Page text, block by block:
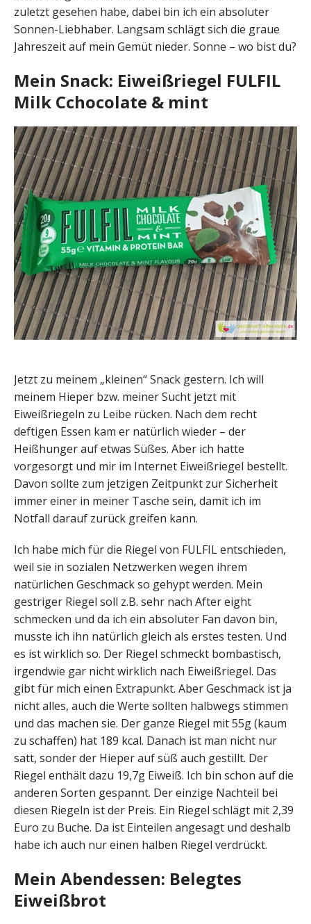
zuletzt gesehen habe, dabei bin ich ein absoluter
Sonnen-Liebhaber. Langsam schlägt sich die graue
Jahreszeit auf mein Gemüt nieder. Sonne – wo bist du?
Mein Snack: Eiweißriegel FULFIL
Milk Cchocolate & mint
Jetzt zu meinem „kleinen“ Snack gestern. Ich will
meinem Hieper bzw. meiner Sucht jetzt mit
Eiweißriegeln zu Leibe rücken. Nach dem recht
deftigen Essen kam er natürlich wieder – der
Heißhunger auf etwas Süßes. Aber ich hatte
vorgesorgt und mir im Internet Eiweißriegel bestellt.
Davon sollte zum jetzigen Zeitpunkt zur Sicherheit
immer einer in meiner Tasche sein, damit ich im
Notfall darauf zurück greifen kann.
Ich habe mich für die Riegel von FULFIL entschieden,
weil sie in sozialen Netzwerken wegen ihrem
natürlichen Geschmack so gehypt werden. Mein
gestriger Riegel soll z.B. sehr nach After eight
schmecken und da ich ein absoluter Fan davon bin,
musste ich ihn natürlich gleich als erstes testen. Und
es ist wirklich so. Der Riegel schmeckt bombastisch,
irgendwie gar nicht wirklich nach Eiweißriegel. Das
gibt für mich einen Extrapunkt. Aber Geschmack ist ja
nicht alles, auch die Werte sollten halbwegs stimmen
und das machen sie. Der ganze Riegel mit 55g (kaum
zu schaffen) hat 189 kcal. Danach ist man nicht nur
satt, sonder der Hieper auf süß auch gestillt. Der
Riegel enthält dazu 19,7g Eiweiß. Ich bin schon auf die
anderen Sorten gespannt. Der einzige Nachteil bei
diesen Riegeln ist der Preis. Ein Riegel schlägt mit 2,39
Euro zu Buche. Da ist Einteilen angesagt und deshalb
habe ich auch nur einen halben Riegel verdrückt.
Mein Abendessen: Belegtes
Eiweißbrot